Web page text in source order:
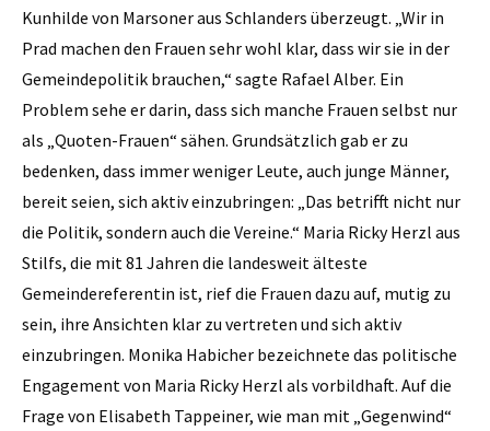
Kunhilde von Marsoner aus Schlanders überzeugt. „Wir in
Prad machen den Frauen sehr wohl klar, dass wir sie in der
Gemeindepolitik brauchen,“ sagte Rafael Alber. Ein
Problem sehe er darin, dass sich manche Frauen selbst nur
als „Quoten-Frauen“ sähen. Grundsätzlich gab er zu
bedenken, dass immer weniger Leute, auch junge Männer,
bereit seien, sich aktiv einzubringen: „Das betrifft nicht nur
die Politik, sondern auch die Vereine.“ Maria Ricky Herzl aus
Stilfs, die mit 81 Jahren die landesweit älteste
Gemeindereferentin ist, rief die Frauen dazu auf, mutig zu
sein, ihre Ansichten klar zu vertreten und sich aktiv
einzubringen. Monika Habicher bezeichnete das politische
Engagement von Maria Ricky Herzl als vorbildhaft. Auf die
Frage von Elisabeth Tappeiner, wie man mit „Gegenwind“